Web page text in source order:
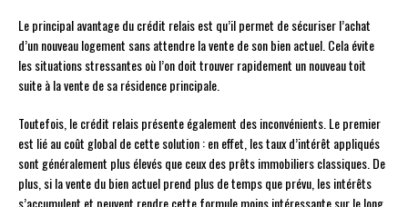
Le principal avantage du crédit relais est qu’il permet de sécuriser l’achat
d’un nouveau logement sans attendre la vente de son bien actuel. Cela évite
les situations stressantes où l’on doit trouver rapidement un nouveau toit
suite à la vente de sa résidence principale.
Toutefois, le crédit relais présente également des inconvénients. Le premier
est lié au coût global de cette solution : en effet, les taux d’intérêt appliqués
sont généralement plus élevés que ceux des prêts immobiliers classiques. De
plus, si la vente du bien actuel prend plus de temps que prévu, les intérêts
s’accumulent et peuvent rendre cette formule moins intéressante sur le long